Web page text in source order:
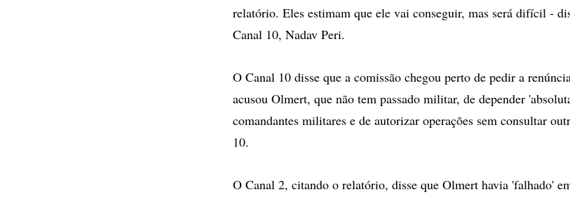
relatório. Eles estimam que ele vai conseguir, mas será difícil -
Canal 10, Nadav Peri.
O Canal 10 disse que a comissão chegou perto de pedir a
acusou Olmert, que não tem passado militar, de depender
comandantes militares e de autorizar operações sem consultar
10.
O Canal 2, citando o relatório, disse que Olmert havia 'falhado'